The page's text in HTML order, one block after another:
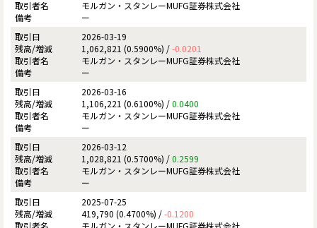
モルガン・スタンレーMUFG証券株式会社
ー
2026-03-19
1,062,821 (0.5900%) /-0.0201
モルガン・スタンレーMUFG証券株式会社
ー
2026-03-16
1,106,221 (0.6100%) /0.0400
モルガン・スタンレーMUFG証券株式会社
ー
2026-03-12
1,028,821 (0.5700%) /0.2599
モルガン・スタンレーMUFG証券株式会社
ー
2025-07-25
419,790 (0.4700%) /-0.1200
モルガン・スタンレーMUFG証券株式会社